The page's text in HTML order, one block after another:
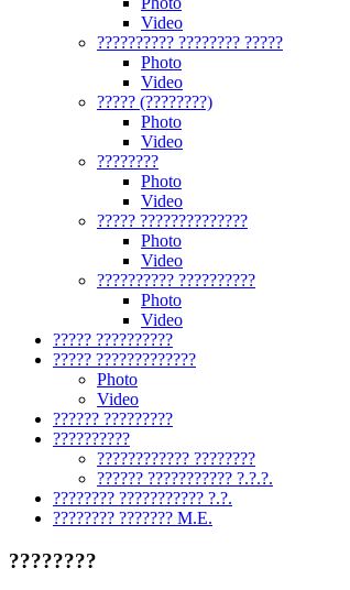
Video
?????????? ???????? ?????
Photo
Video
????? (????????)
Photo
Video
????????
Photo
Video
????? ??????????????
Photo
Video
?????????? ??????????
Photo
Video
????? ??????????
????? ?????????????
Photo
Video
?????? ?????????
??????????
???????????? ????????
?????? ??????????? ?.?.?.
???????? ??????????? ?.?.
???????? ??????? M.E.
????????